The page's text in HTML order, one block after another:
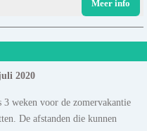
Meer info
2020
weken voor de zomervakantie
De afstanden die kunnen